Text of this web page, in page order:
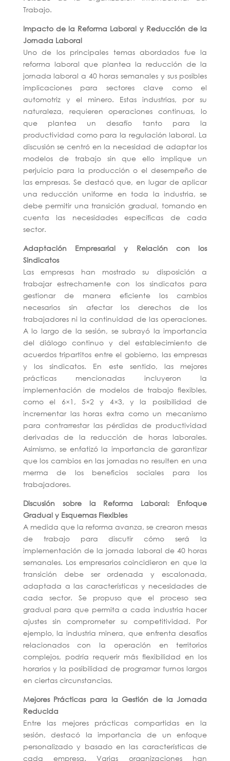
Trabajo.
Impacto de la Reforma Laboral y Reducción de la
Jornada Laboral
Uno de los principales temas abordados fue la
reforma laboral que plantea la reducción de la
jornada laboral a 40 horas semanales y sus posibles
implicaciones para sectores clave como el
automotriz y el minero. Estas industrias, por su
naturaleza, requieren operaciones continuas, lo
que plantea un desafío tanto para la
productividad como para la regulación laboral. La
discusión se centró en la necesidad de adaptar los
modelos de trabajo sin que ello implique un
perjuicio para la producción o el desempeño de
las empresas. Se destacó que, en lugar de aplicar
una reducción uniforme en toda la industria, se
debe permitir una transición gradual, tomando en
cuenta las necesidades específicas de cada
sector.
Adaptación Empresarial y Relación con los
Sindicatos
Las empresas han mostrado su disposición a
trabajar estrechamente con los sindicatos para
gestionar de manera eficiente los cambios
necesarios sin afectar los derechos de los
trabajadores ni la continuidad de las operaciones.
A lo largo de la sesión, se subrayó la importancia
del diálogo continuo y del establecimiento de
acuerdos tripartitos entre el gobierno, las empresas
y los sindicatos. En este sentido, las mejores
prácticas mencionadas incluyeron la
implementación de modelos de trabajo flexibles,
como el 6×1, 5×2 y 4×3, y la posibilidad de
incrementar las horas extra como un mecanismo
para contrarrestar las pérdidas de productividad
derivadas de la reducción de horas laborales.
Asimismo, se enfatizó la importancia de garantizar
que los cambios en las jornadas no resulten en una
merma de los beneficios sociales para los
trabajadores.
Discusión sobre la Reforma Laboral: Enfoque
Gradual y Esquemas Flexibles
A medida que la reforma avanza, se crearon mesas
de trabajo para discutir cómo será la
implementación de la jornada laboral de 40 horas
semanales. Los empresarios coincidieron en que la
transición debe ser ordenada y escalonada,
adaptada a las características y necesidades de
cada sector. Se propuso que el proceso sea
gradual para que permita a cada industria hacer
ajustes sin comprometer su competitividad. Por
ejemplo, la industria minera, que enfrenta desafíos
relacionados con la operación en territorios
complejos, podría requerir más flexibilidad en los
horarios y la posibilidad de programar turnos largos
en ciertas circunstancias.
Mejores Prácticas para la Gestión de la Jornada
Reducida
Entre las mejores prácticas compartidas en la
sesión, destacó la importancia de un enfoque
personalizado y basado en las características de
cada empresa. Varias organizaciones han